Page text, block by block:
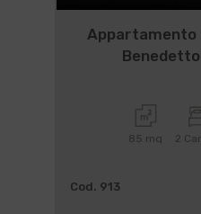
Appartamento
85 mq 2
Cod. 913